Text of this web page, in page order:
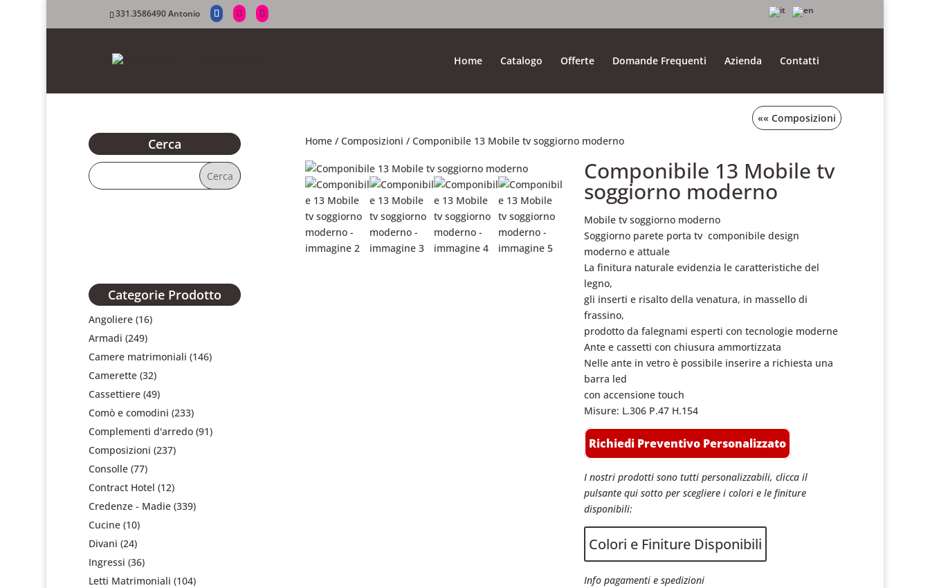
331.3586490 Antonio
Home Catalogo Offerte Domande Frequenti Azienda Contatti
Home/ Composizioni / Componibile 13 Mobile tv soggiorno moderno
««Composizioni
Componibile 13 Mobile tv
soggiorno moderno
Mobile tv soggiorno moderno
Soggiorno parete porta tv componibile design
moderno e attuale
La finitura naturale evidenzia le caratteristiche del
legno,
gli inserti e risalto della venatura, in massello di
frassino,
prodotto da falegnami esperti con tecnologie moderne
Ante e cassetti con chiusura ammortizzata
Nelle ante in vetro è possibile inserire a richiesta una
barra led
con accensione touch
Misure: L.306 P.47 H.154
Richiedi Preventivo Personalizzato
I nostri prodotti sono tutti personalizzabili, clicca il
pulsante qui sotto per scegliere i colori e le finiture
disponibili:
Colori e Finiture Disponibili
Info pagamenti e spedizioni
Cerca
Categorie Prodotto
Angoliere (16)
Armadi (249)
Camere matrimoniali (146)
Camerette (32)
Cassettiere (49)
Comò e comodini (233)
Complementi d'arredo (91)
Composizioni (237)
Consolle (77)
Contract Hotel (12)
Credenze - Madie (339)
Cucine (10)
Divani (24)
Ingressi (36)
Letti Matrimoniali (104)